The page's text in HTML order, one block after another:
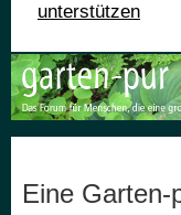
unterstützen
Eine Garten-